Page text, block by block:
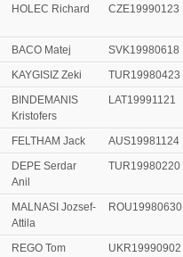
HOLEC Richard CZE19990123
BACO Matej SVK19980618
KAYGISIZ Zeki TUR19980423
BINDEMANIS
Kristofers
LAT19991121
FELTHAM Jack AUS19981124
DEPE Serdar
Anil
TUR19980220
MALNASI Jozsef-
Attila
ROU19980630
REGO Tom UKR19990902